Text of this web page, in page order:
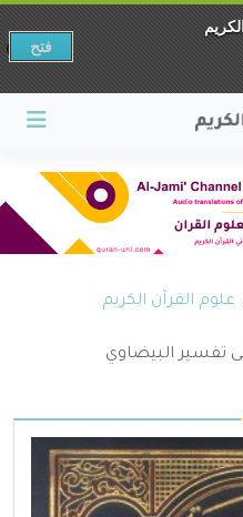
علوم القرآن الكريم
تفسير البيضاوي
فتح